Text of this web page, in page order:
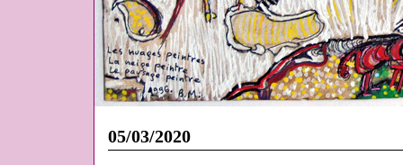
05/03/2020